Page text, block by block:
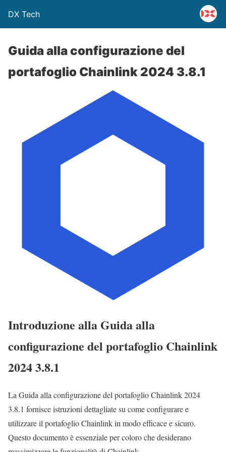
DX Tech
Guida alla configurazione del
portafoglio Chainlink 2024 3.8.1
Introduzione alla Guida alla
configurazione del portafoglio Chainlink
2024 3.8.1
La Guida alla configurazione del portafoglio Chainlink 2024
3.8.1 fornisce istruzioni dettagliate su come configurare e
utilizzare il portafoglio Chainlink in modo efficace e sicuro.
Questo documento è essenziale per coloro che desiderano